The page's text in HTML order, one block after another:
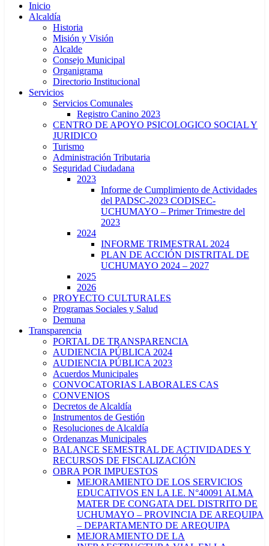
Inicio
Alcaldía
Historia
Misión y Visión
Alcalde
Consejo Municipal
Organigrama
Directorio Institucional
Servicios
Servicios Comunales
Registro Canino 2023
CENTRO DE APOYO PSICOLOGICO SOCIAL Y
JURIDICO
Turismo
Administración Tributaria
Seguridad Ciudadana
2023
Informe de Cumplimiento de Actividades
del PADSC-2023 CODISEC-
UCHUMAYO – Primer Trimestre del
2023
2024
INFORME TRIMESTRAL 2024
PLAN DE ACCIÓN DISTRITAL DE
UCHUMAYO 2024 – 2027
2025
2026
PROYECTO CULTURALES
Programas Sociales y Salud
Demuna
Transparencia
PORTAL DE TRANSPARENCIA
AUDIENCIA PÚBLICA 2024
AUDIENCIA PÚBLICA 2023
Acuerdos Municipales
CONVOCATORIAS LABORALES CAS
CONVENIOS
Decretos de Alcaldía
Instrumentos de Gestión
Resoluciones de Alcaldía
Ordenanzas Municipales
BALANCE SEMESTRAL DE ACTIVIDADES Y
RECURSOS DE FISCALIZACIÓN
OBRA POR IMPUESTOS
MEJORAMIENTO DE LOS SERVICIOS
EDUCATIVOS EN LA I.E. N°40091 ALMA
MATER DE CONGATA DEL DISTRITO DE
UCHUMAYO – PROVINCIA DE AREQUIPA
– DEPARTAMENTO DE AREQUIPA
MEJORAMIENTO DE LA